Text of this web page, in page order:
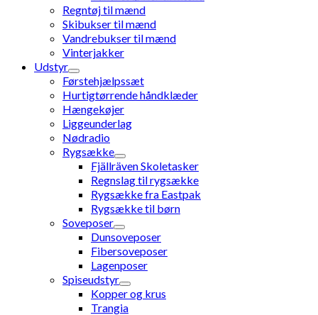
Regntøj til mænd
Skibukser til mænd
Vandrebukser til mænd
Vinterjakker
Udstyr
Førstehjælpssæt
Hurtigtørrende håndklæder
Hængekøjer
Liggeunderlag
Nødradio
Rygsække
Fjällräven Skoletasker
Regnslag til rygsække
Rygsække fra Eastpak
Rygsække til børn
Soveposer
Dunsoveposer
Fibersoveposer
Lagenposer
Spiseudstyr
Kopper og krus
Trangia